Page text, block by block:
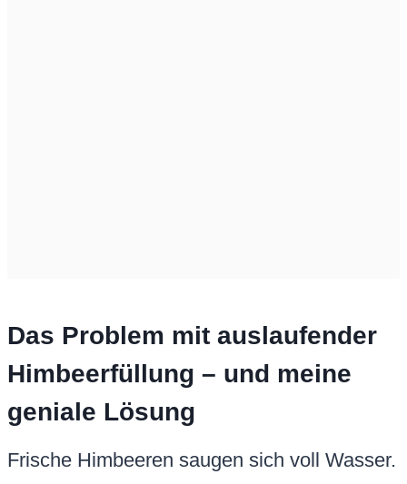
Das Problem mit auslaufender
Himbeerfüllung – und meine
geniale Lösung
Frische Himbeeren saugen sich voll Wasser.